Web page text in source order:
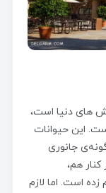
های دنیا است،
این حیوانات
نوع گونه‌ی جانوری خشکی‌زی و ۵۰۰ گونه‌ی جانوری
هم،
است. اما لازم